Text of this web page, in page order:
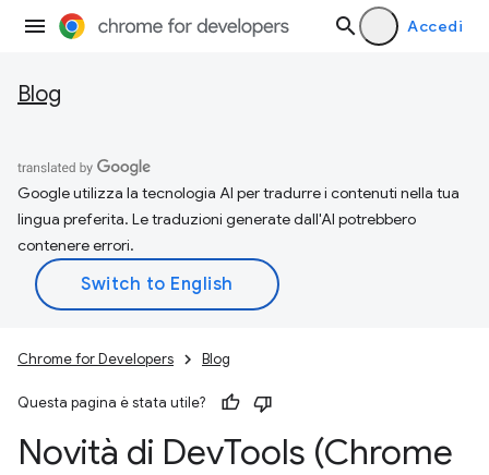
Accedi
Blog
Google utilizza la tecnologia AI per tradurre i contenuti nella tua
lingua preferita. Le traduzioni generate dall'AI potrebbero
contenere errori.
Chrome for Developers Blog
Questa pagina è stata utile?
Novità di DevTools (Chrome